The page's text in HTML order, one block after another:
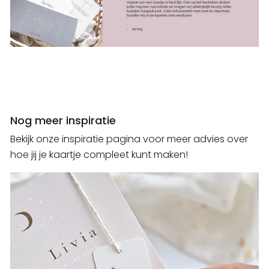
Nog meer inspiratie
Bekijk onze inspiratie pagina voor meer advies over
hoe jij je kaartje compleet kunt maken!